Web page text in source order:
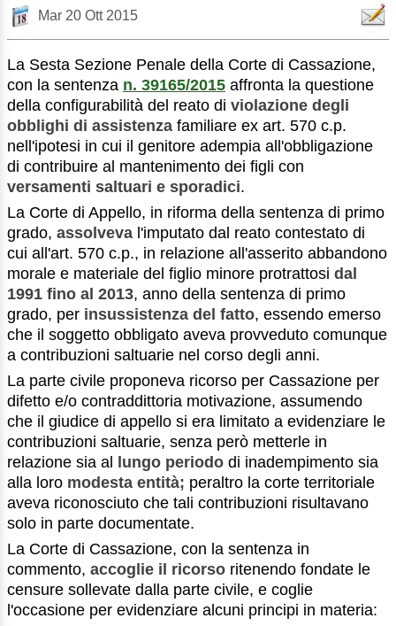
Mar 20 Ott 2015
La Sesta Sezione Penale della Corte di Cassazione,
con la sentenza n. 39165/2015 affronta la questione
della configurabilità del reato di violazione degli
obblighi di assistenza familiare ex art. 570 c.p.
nell'ipotesi in cui il genitore adempia all'obbligazione
di contribuire al mantenimento dei figli con
versamenti saltuari e sporadici.
La Corte di Appello, in riforma della sentenza di primo
grado, assolveva l'imputato dal reato contestato di
cui all'art. 570 c.p., in relazione all'asserito abbandono
morale e materiale del figlio minore protrattosi dal
1991 fino al 2013, anno della sentenza di primo
grado, per insussistenza del fatto, essendo emerso
che il soggetto obbligato aveva provveduto comunque
a contribuzioni saltuarie nel corso degli anni.
La parte civile proponeva ricorso per Cassazione per
difetto e/o contraddittoria motivazione, assumendo
che il giudice di appello si era limitato a evidenziare le
contribuzioni saltuarie, senza però metterle in
relazione sia al lungo periodo di inadempimento sia
alla loro modesta entità; peraltro la corte territoriale
aveva riconosciuto che tali contribuzioni risultavano
solo in parte documentate.
La Corte di Cassazione, con la sentenza in
commento, accoglie il ricorso ritenendo fondate le
censure sollevate dalla parte civile, e coglie
l'occasione per evidenziare alcuni principi in materia: